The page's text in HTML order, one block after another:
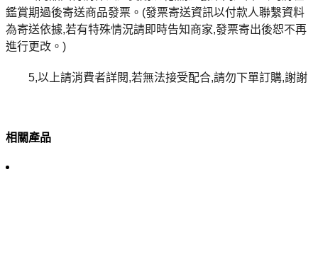
鑑賞期過後寄送商品發票。(發票寄送資訊以付款人聯繫資料
為寄送依據,若有特殊情況請即時告知商家,發票寄出後恕不再
進行更改。)
5,以上請消費者詳閱,若無法接受配合,請勿下單訂購,謝謝
相關產品